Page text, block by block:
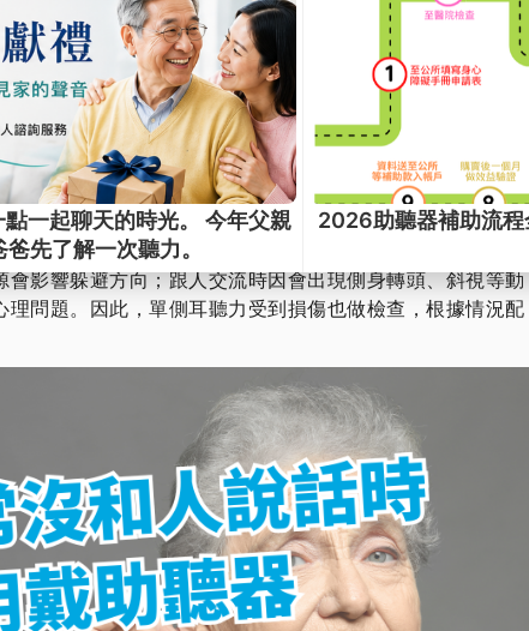
，不用戴助聽器?
一隻“好耳朵”的人，兩隻耳朵都有不同程度的聽力問題。當一
情況稍好時，我們會更傾向於用那只耳朵來打電話、參與團
用聽力好的一側耳會加重該側耳的負擔，產生聽覺疲勞，而
得不到聲音刺激，聽神經萎縮，使言語分辨率更低。
會影響聲音定位，帶來生活危險。比如，當身後來車時，分
會影響躲避方向；跟人交流時因會出現側身轉頭、斜視等動
理問題。因此，單側耳聽力受到損傷也做檢查，根據情況配